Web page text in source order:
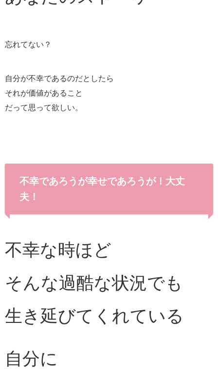
忘れてない？
自分が不幸であるのだとしたら
それが価値があること
だって思って欲しい。
不幸であろうが幸せであろうが！大丈
夫！
不幸な時ほど
そんな過酷な状況でも
生き延びてくれている
自分に